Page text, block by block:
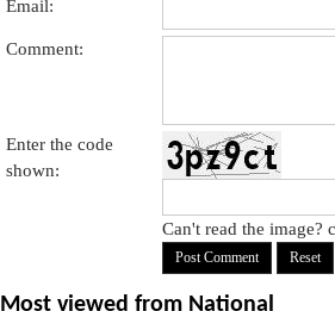
Email:
Comment:
Enter the code
shown:
Can't read the image?
Most viewed from National